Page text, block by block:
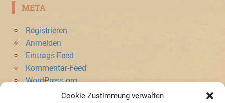
Cookie-Zustimmung verwalten
META
Registrieren
Anmelden
Eintrags-Feed
Kommentar-Feed
WordPress.org